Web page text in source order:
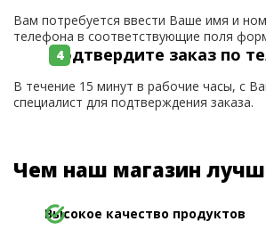
Вам потребуется ввести Ваше имя и
телефона в соответствующие поля
Подтвердите заказ по
В течение 15 минут в рабочие часы, с
специалист для подтверждения заказа.
Чем наш магазин
Высокое качество продуктов